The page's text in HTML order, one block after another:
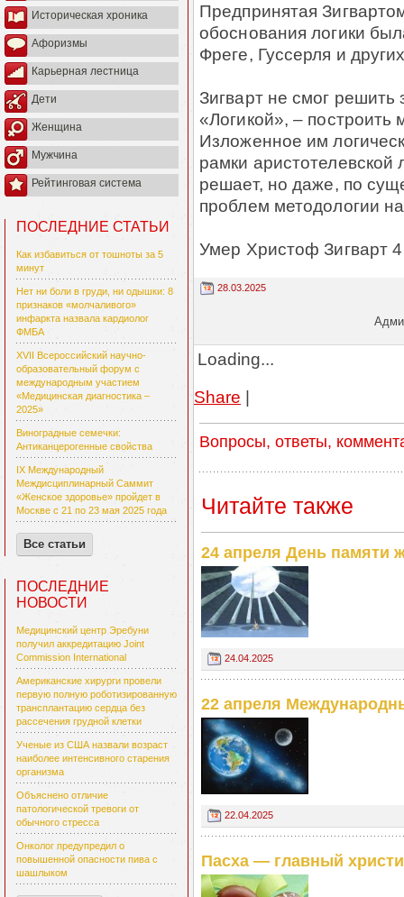
Историческая хроника
Афоризмы
Карьерная лестница
Дети
Женщина
Мужчина
Рейтинговая система
ПОСЛЕДНИЕ СТАТЬИ
Как избавиться от тошноты за 5
минут
Нет ни боли в груди, ни одышки: 8
признаков «молчаливого»
инфаркта назвала кардиолог
ФМБА
XVII Всероссийский научно-
образовательный форум с
международным участием
«Медицинская диагностика –
2025»
Виноградные семечки:
Антиканцерогенные свойства
IX Международный
Междисциплинарный Саммит
«Женское здоровье» пройдет в
Москве с 21 по 23 мая 2025 года
Все статьи
ПОСЛЕДНИЕ
НОВОСТИ
Медицинский центр Эребуни
получил аккредитацию Joint
Commission International
Американские хирурги провели
первую полную роботизированную
трансплантацию сердца без
рассечения грудной клетки
Ученые из США назвали возраст
наиболее интенсивного старения
организма
Объяснено отличие
патологической тревоги от
обычного стресса
Онколог предупредил о
повышенной опасности пива с
шашлыком
Предпринятая
обоснования логики
Фреге, Гуссерля и
Зигварт не смог решить
«Логикой», – построить
Изложенное им
рамки аристотелевской
решает, но даже, по
проблем методологии
Умер Христоф Зигварт
28.03.2025
Loading...
Share |
Вопросы, ответы,
Читайте также
24 апреля День памяти
24.04.2025
22 апреля
22.04.2025
Пасха — главный